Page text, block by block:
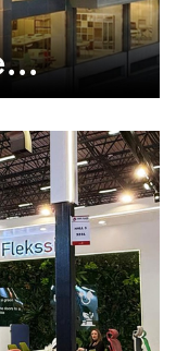
Devam et
24, 2026
2026
ederiz.